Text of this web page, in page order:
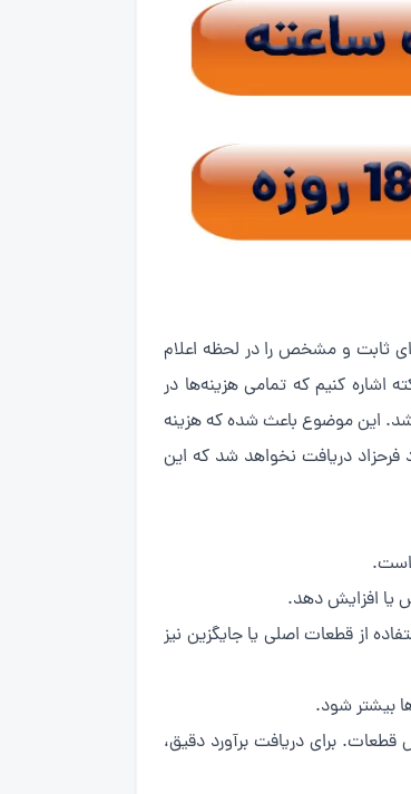
ثابت و مشخص را در لحظه اعلام
اشاره کنیم که تمامی هزینه‌ها در
این موضوع باعث شده که هزینه
فرحزاد دریافت نخواهد شد که این
است.
یا افزایش دهد.
از قطعات اصلی یا جایگزین نیز
بیشتر شود.
و نیاز به تعویض قطعات. برای دریافت برآورد دقیق،